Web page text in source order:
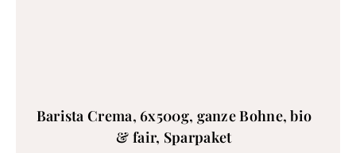
Barista Crema, 6x500g, ganze Bohne, bio
& fair, Sparpaket